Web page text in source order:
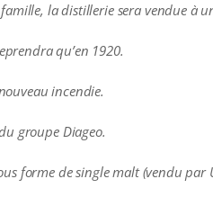
la distillerie sera vendue à
qu’en 1920.
incendie.
groupe Diageo.
forme de single malt (vendu